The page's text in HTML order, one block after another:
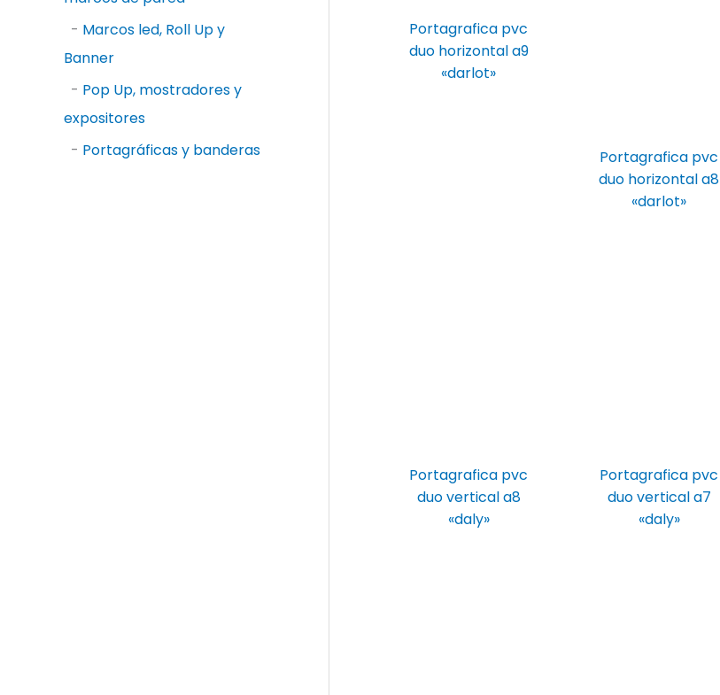
- Marcos led, Roll Up y
Banner
- Pop Up, mostradores y
expositores
- Portagráficas y banderas
Portagrafica pvc
duo horizontal a9
«darlot»
Portagrafica pvc
duo horizontal a8
«darlot»
Portagrafica pvc
duo vertical a8
«daly»
Portagrafica pvc
duo vertical a7
«daly»